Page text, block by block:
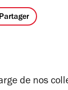
Partager
de nos